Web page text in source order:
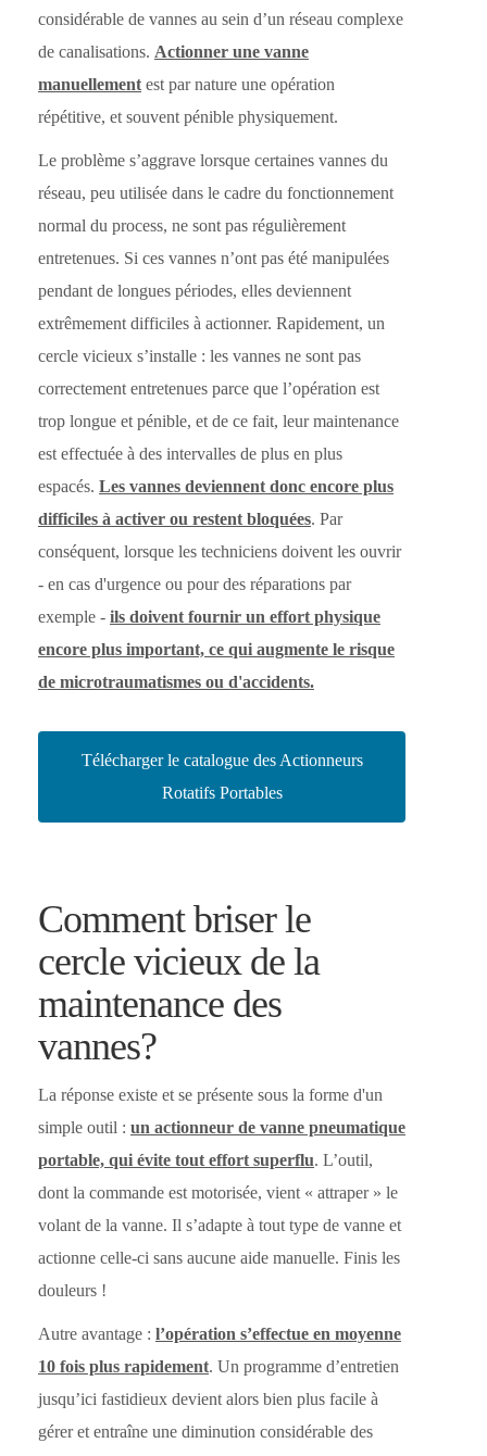
considérable de vannes au sein d’un réseau complexe
de canalisations. Actionner une vanne
manuellement est par nature une opération
répétitive, et souvent pénible physiquement.
Le problème s’aggrave lorsque certaines vannes du
réseau, peu utilisée dans le cadre du fonctionnement
normal du process, ne sont pas régulièrement
entretenues. Si ces vannes n’ont pas été manipulées
pendant de longues périodes, elles deviennent
extrêmement difficiles à actionner. Rapidement, un
cercle vicieux s’installe : les vannes ne sont pas
correctement entretenues parce que l’opération est
trop longue et pénible, et de ce fait, leur maintenance
est effectuée à des intervalles de plus en plus
espacés. Les vannes deviennent donc encore plus
difficiles à activer ou restent bloquées. Par
conséquent, lorsque les techniciens doivent les ouvrir
- en cas d'urgence ou pour des réparations par
exemple - ils doivent fournir un effort physique
encore plus important, ce qui augmente le risque
de microtraumatismes ou d'accidents.
Télécharger le catalogue des Actionneurs
Rotatifs Portables
Comment briser le
cercle vicieux de la
maintenance des
vannes?
La réponse existe et se présente sous la forme d'un
simple outil : un actionneur de vanne pneumatique
portable, qui évite tout effort superflu. L’outil,
dont la commande est motorisée, vient « attraper » le
volant de la vanne. Il s’adapte à tout type de vanne et
actionne celle-ci sans aucune aide manuelle. Finis les
douleurs !
Autre avantage : l’opération s’effectue en moyenne
10 fois plus rapidement. Un programme d’entretien
jusqu’ici fastidieux devient alors bien plus facile à
gérer et entraîne une diminution considérable des